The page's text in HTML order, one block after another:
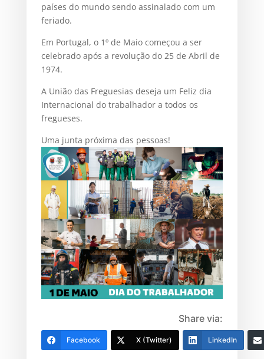
países do mundo sendo assinalado com um
feriado.
Em Portugal, o 1º de Maio começou a ser
celebrado após a revolução do 25 de Abril de
1974.
A União das Freguesias deseja um Feliz dia
Internacional do trabalhador a todos os
fregueses.
Uma junta próxima das pessoas!
Share via:
Facebook X (Twitter) LinkedIn